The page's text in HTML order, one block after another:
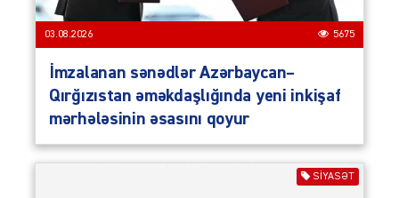
03.08.2026 5675
İmzalanan sənədlər Azərbaycan–
Qırğızıstan əməkdaşlığında yeni inkişaf
mərhələsinin əsasını qoyur
SIYASƏT